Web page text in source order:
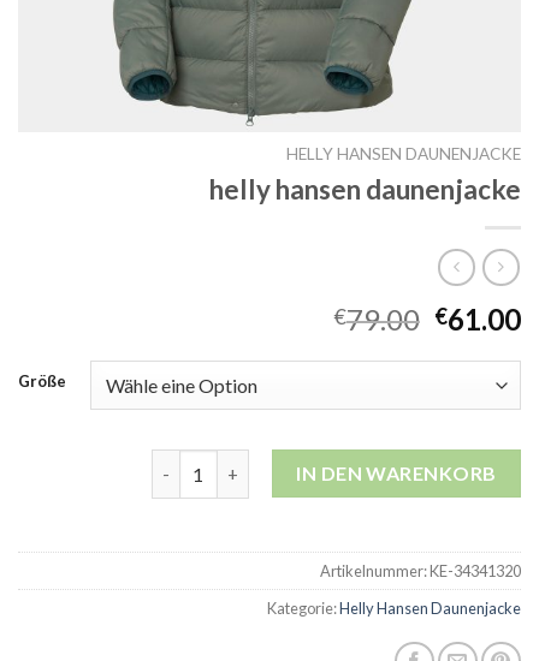
HELLY HANSEN DAUNENJACKE
helly hansen daunenjacke
€79.00 €61.00
Größe
helly hansen daunenjacke Menge
IN DEN WARENKORB
Artikelnummer:KE-34341320
Kategorie:Helly Hansen Daunenjacke